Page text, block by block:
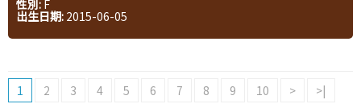
性別: F
出生日期: 2015-06-05
1 2 3 4 5 6 7 8 9 10 >
>|